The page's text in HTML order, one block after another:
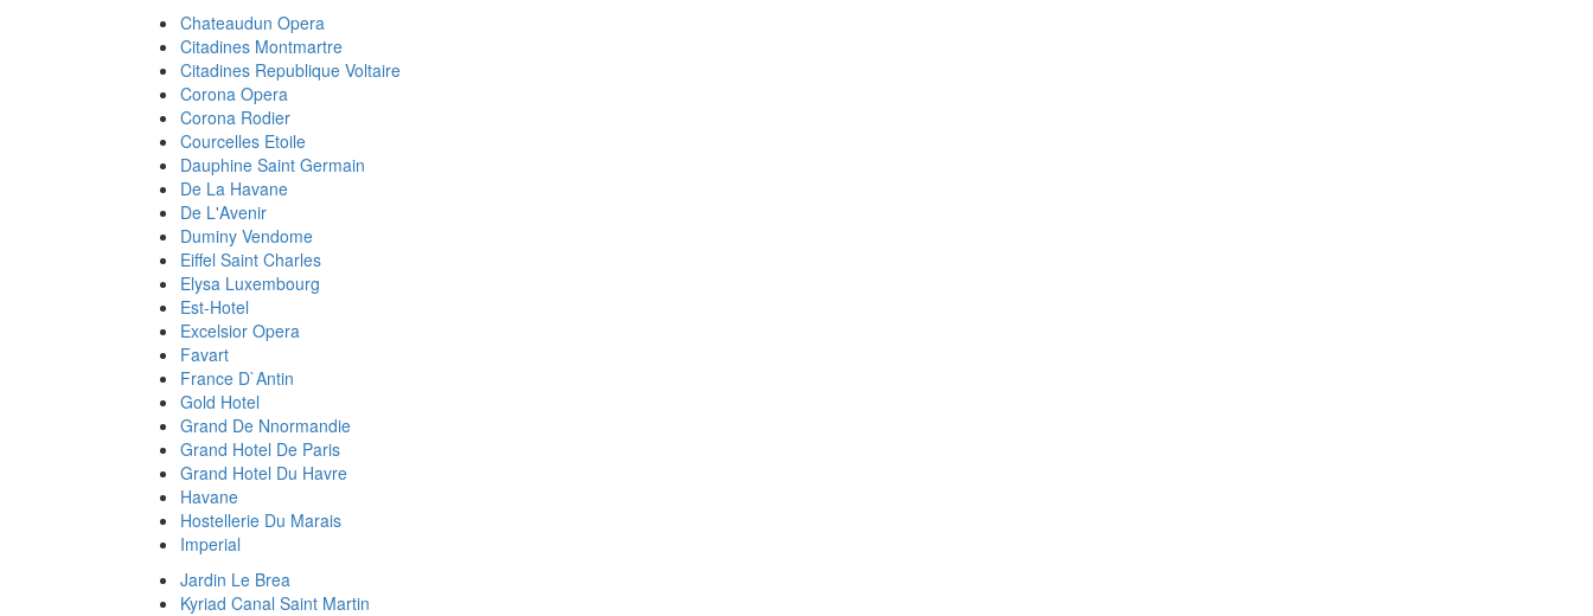
Chateaudun Opera
Citadines Montmartre
Citadines Republique Voltaire
Corona Opera
Corona Rodier
Courcelles Etoile
Dauphine Saint Germain
De La Havane
De L'Avenir
Duminy Vendome
Eiffel Saint Charles
Elysa Luxembourg
Est-Hotel
Excelsior Opera
Favart
France D`Antin
Gold Hotel
Grand De Nnormandie
Grand Hotel De Paris
Grand Hotel Du Havre
Havane
Hostellerie Du Marais
Imperial
Jardin Le Brea
Kyriad Canal Saint Martin